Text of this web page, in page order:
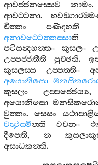
ආවජ‍්ජනස‍්සෙව
නාමං.
ආවට‍්ටනා.
චිත‍්තං
පණිදහති
අනාවට‍්ටෙන‍්තස‍්සාති
පටිසන්‍දහන‍්තං
කුසලං
උප‍්පජ‍්ජතීති
පුච‍්ඡති.
කුසලස‍්ස
උප‍්පත‍්තිං
අයොනිසො
කුසලං
උප‍්පජ‍්ජෙය්‍ය
අයොනිසො
වුත‍්තං.සෙසං
වත්‍ථුස‍්මින‍්ති වචනං
දීපෙති, න
අසාධකන‍්ති.